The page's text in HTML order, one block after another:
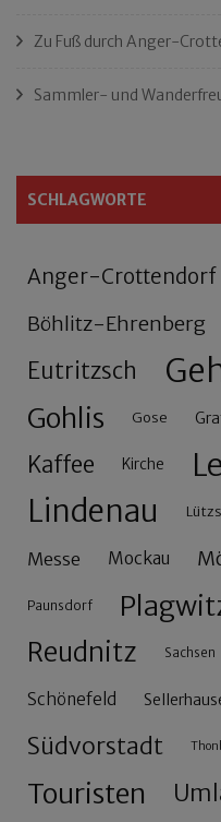
Zu Fuß durch Anger-
Sammler- und
SCHLAGWORTE
Anger-Crottendorf
Böhlitz-Ehrenberg
Eutritzsch
Gohlis Gose
Kaffee Kirche
Lindenau
Messe Mockau
Paunsdorf
Reudnitz Sachsen
Schönefeld
Südvorstadt
Touristen